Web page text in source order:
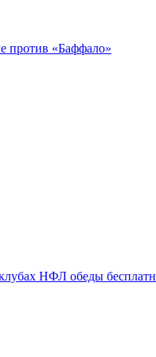
против «Баффало»
клубах НФЛ обеды